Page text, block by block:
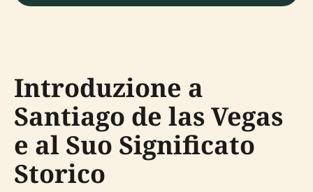
Introduzione a
Santiago de las Vegas
e al Suo Significato
Storico